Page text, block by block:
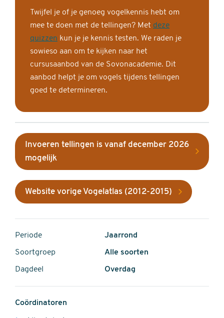
Twijfel je of je genoeg vogelkennis hebt om
mee te doen met de tellingen? Met deze
quizzen kun je je kennis testen. We raden je
sowieso aan om te kijken naar het
cursusaanbod van de Sovonacademie. Dit
aanbod helpt je om vogels tijdens tellingen
goed te determineren.
Invoeren tellingen is vanaf december 2026
mogelijk
Website vorige Vogelatlas (2012-2015)
Periode Jaarrond
Soortgroep Alle soorten
Dagdeel Overdag
Coördinatoren